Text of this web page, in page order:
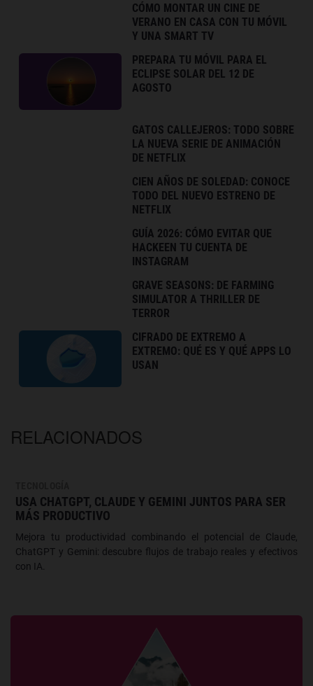
CÓMO MONTAR UN CINE DE
VERANO EN CASA CON TU MÓVIL
Y UNA SMART TV
PREPARA TU MÓVIL PARA EL
ECLIPSE SOLAR DEL 12 DE
AGOSTO
GATOS CALLEJEROS: TODO SOBRE
LA NUEVA SERIE DE ANIMACIÓN
DE NETFLIX
CIEN AÑOS DE SOLEDAD: CONOCE
TODO DEL NUEVO ESTRENO DE
NETFLIX
GUÍA 2026: CÓMO EVITAR QUE
HACKEEN TU CUENTA DE
INSTAGRAM
GRAVE SEASONS: DE FARMING
SIMULATOR A THRILLER DE
TERROR
CIFRADO DE EXTREMO A
EXTREMO: QUÉ ES Y QUÉ APPS LO
USAN
RELACIONADOS
USA CHATGPT, CLAUDE Y GEMINI JUNTOS PARA SER
MÁS PRODUCTIVO
Mejora tu productividad combinando el potencial de Claude,
ChatGPT y Gemini: descubre flujos de trabajo reales y efectivos
con IA.